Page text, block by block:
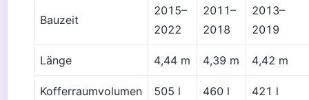
Bauzeit
2015–
2022
2011–
2018
2013–
2019
Länge 4,44 m 4,39 m 4,42 m
Kofferraumvolumen 505 l 460 l 421 l